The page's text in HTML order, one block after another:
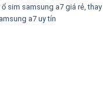
ổ sim samsung a7 giá rẻ ,thay
a7 uy tín